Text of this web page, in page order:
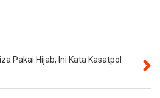
Pakai Hijab, Ini Kata Kasatpol